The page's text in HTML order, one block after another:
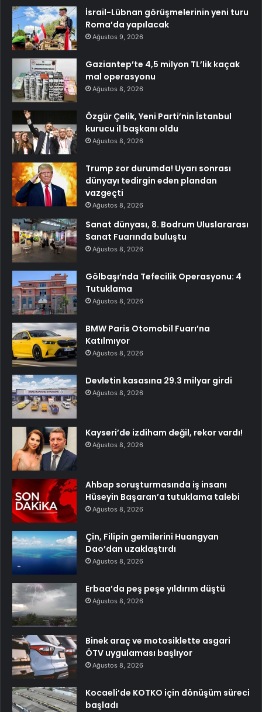
İsrail-Lübnan görüşmelerinin yeni turu
Roma’da yapılacak
Ağustos 9, 2026
Gaziantep’te 4,5 milyon TL’lik kaçak
mal operasyonu
Ağustos 8, 2026
Özgür Çelik, Yeni Parti’nin İstanbul
kurucu il başkanı oldu
Ağustos 8, 2026
Trump zor durumda! Uyarı sonrası
dünyayı tedirgin eden plandan
vazgeçti
Ağustos 8, 2026
Sanat dünyası, 8. Bodrum Uluslararası
Sanat Fuarında buluştu
Ağustos 8, 2026
Gölbaşı’nda Tefecilik Operasyonu: 4
Tutuklama
Ağustos 8, 2026
BMW Paris Otomobil Fuarı’na
Katılmıyor
Ağustos 8, 2026
Devletin kasasına 29.3 milyar girdi
Ağustos 8, 2026
Kayseri’de izdiham değil, rekor vardı!
Ağustos 8, 2026
Ahbap soruşturmasında iş insanı
Hüseyin Başaran’a tutuklama talebi
Ağustos 8, 2026
Çin, Filipin gemilerini Huangyan
Dao’dan uzaklaştırdı
Ağustos 8, 2026
Erbaa’da peş peşe yıldırım düştü
Ağustos 8, 2026
Binek araç ve motosiklette asgari
ÖTV uygulaması başlıyor
Ağustos 8, 2026
Kocaeli’de KOTKO için dönüşüm süreci
başladı